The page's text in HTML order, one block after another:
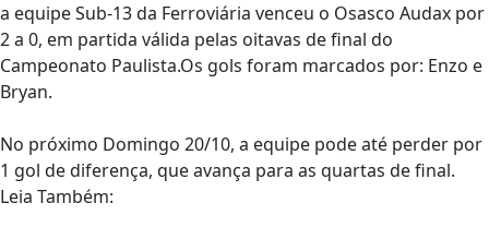
a equipe Sub-13 da Ferroviária venceu o Osasco Audax por
2 a 0, em partida válida pelas oitavas de final do
Campeonato Paulista.Os gols foram marcados por: Enzo e
Bryan.
No próximo Domingo 20/10, a equipe pode até perder por
1 gol de diferença, que avança para as quartas de final.
Leia Também: